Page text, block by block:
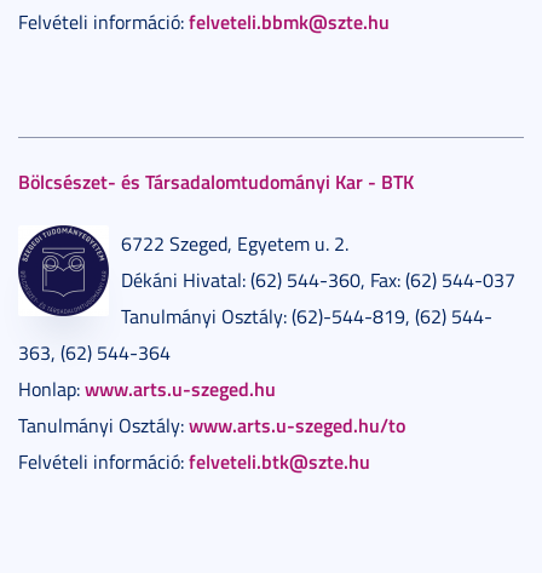
Felvételi információ:felveteli.bbmk@szte.hu
Bölcsészet- és Társadalomtudományi Kar - BTK
6722 Szeged, Egyetem u. 2.
Dékáni Hivatal: (62) 544-360, Fax: (62) 544-037
Tanulmányi Osztály: (62)-544-819, (62) 544-
363, (62) 544-364
Honlap:www.arts.u-szeged.hu
Tanulmányi Osztály:www.arts.u-szeged.hu/to
Felvételi információ:felveteli.btk@szte.hu